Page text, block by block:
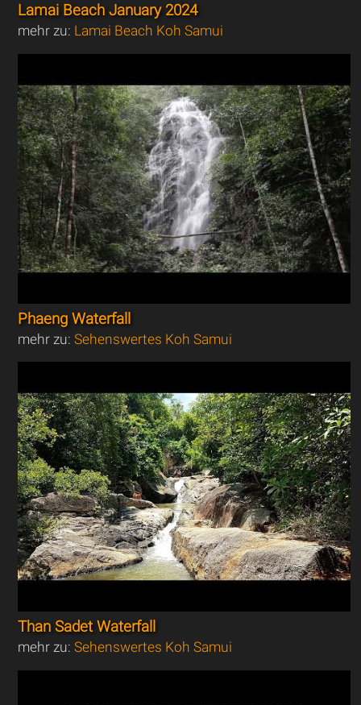
Lamai Beach January 2024
mehr zu: Lamai Beach Koh Samui
Phaeng Waterfall
mehr zu:Sehenswertes Koh Samui
Than Sadet Waterfall
mehr zu:Sehenswertes Koh Samui